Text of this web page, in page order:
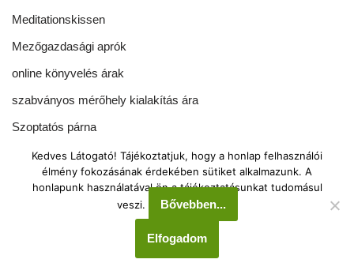
Meditationskissen
Mezőgazdasági aprók
online könyvelés árak
szabványos mérőhely kialakítás ára
Szoptatós párna
Tönkölypárna rendelés
Green-Echo Kft. 2008-2025
| Powered byWordPress
Kedves Látogató! Tájékoztatjuk, hogy a honlap felhasználói
élmény fokozásának érdekében sütiket alkalmazunk. A
honlapunk használatával ön a tájékoztatásunkat tudomásul
veszi.
Bővebben...
Elfogadom